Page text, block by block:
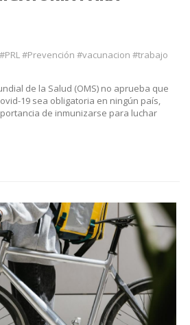
#PRL #Prevención #vacunacion #trabajo
de la Salud (OMS) no aprueba que
19 sea obligatoria en ningún país,
de inmunizarse para luchar